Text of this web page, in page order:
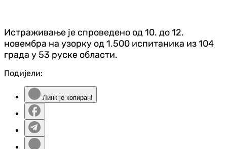
Истраживање је спроведено од 10. до 12.
новембра на узорку од 1.500 испитаника из 104
града у 53 руске области.
Подијели:
Линк је копиран!